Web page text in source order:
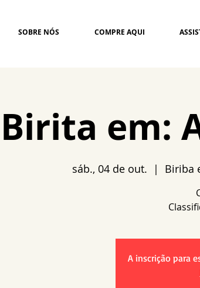
SOBRE NÓS COMPRE AQUI
Birita em:
sáb., 04 de out.
  |
Biriba
A inscrição para